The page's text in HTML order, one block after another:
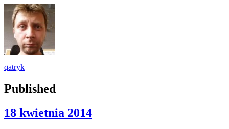
qatryk
Published
18 kwietnia 2014